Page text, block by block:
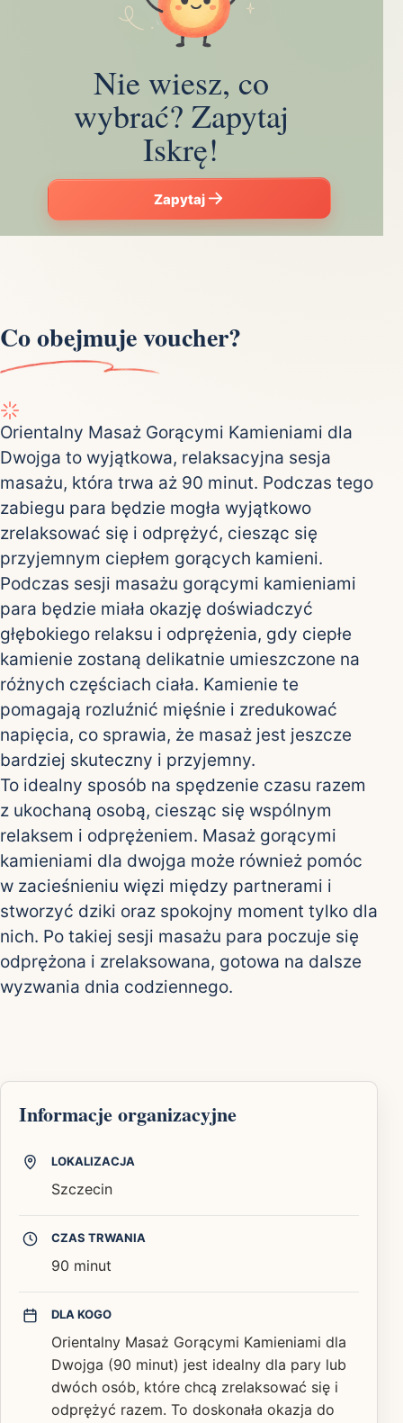
Nie wiesz, co
wybrać? Zapytaj
Iskrę!
Zapytaj
Co obejmuje voucher?
Orientalny Masaż Gorącymi Kamieniami dla
Dwojga to wyjątkowa, relaksacyjna sesja
masażu, która trwa aż 90 minut. Podczas tego
zabiegu para będzie mogła wyjątkowo
zrelaksować się i odprężyć, ciesząc się
przyjemnym ciepłem gorących kamieni.
Podczas sesji masażu gorącymi kamieniami
para będzie miała okazję doświadczyć
głębokiego relaksu i odprężenia, gdy ciepłe
kamienie zostaną delikatnie umieszczone na
różnych częściach ciała. Kamienie te
pomagają rozluźnić mięśnie i zredukować
napięcia, co sprawia, że masaż jest jeszcze
bardziej skuteczny i przyjemny.
To idealny sposób na spędzenie czasu razem
z ukochaną osobą, ciesząc się wspólnym
relaksem i odprężeniem. Masaż gorącymi
kamieniami dla dwojga może również pomóc
w zacieśnieniu więzi między partnerami i
stworzyć dziki oraz spokojny moment tylko dla
nich. Po takiej sesji masażu para poczuje się
odprężona i zrelaksowana, gotowa na dalsze
wyzwania dnia codziennego.
Informacje organizacyjne
LOKALIZACJA
Szczecin
CZAS TRWANIA
90 minut
DLA KOGO
Orientalny Masaż Gorącymi Kamieniami dla
Dwojga (90 minut) jest idealny dla pary lub
dwóch osób, które chcą zrelaksować się i
odprężyć razem. To doskonała okazja do